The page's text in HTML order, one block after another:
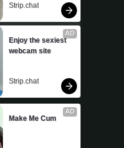
Strip.chat
AD
Enjoy the sexiest
webcam site
Strip.chat
AD
Make Me Cum